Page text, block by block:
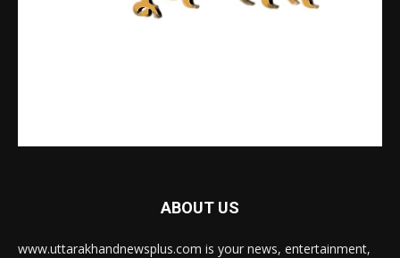
ABOUT US
www.uttarakhandnewsplus.com is your news, entertainment,